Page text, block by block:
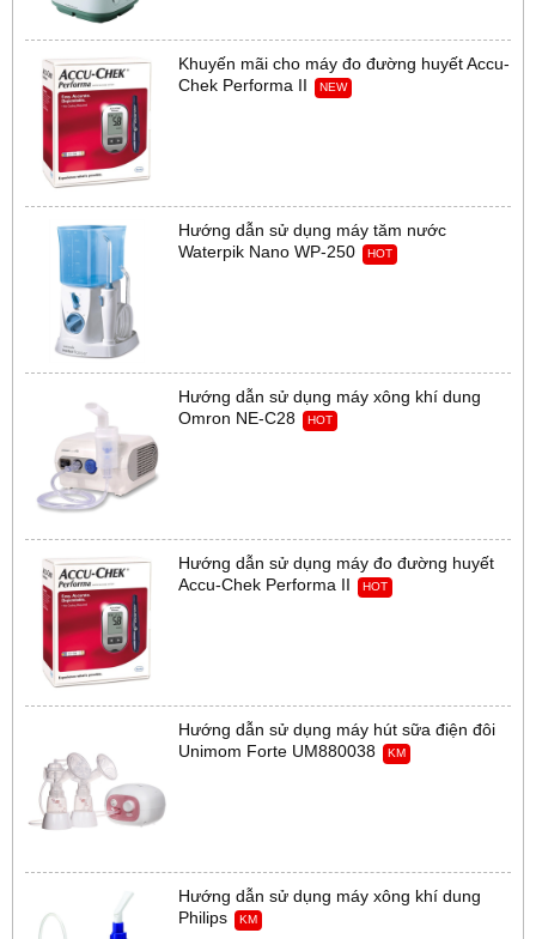
Khuyến mãi cho máy đo đường huyết Accu-
Chek Performa II
NEW
Hướng dẫn sử dụng máy tăm nước
Waterpik Nano WP-250
HOT
Hướng dẫn sử dụng máy xông khí dung
Omron NE-C28
HOT
Hướng dẫn sử dụng máy đo đường huyết
Accu-Chek Performa II
HOT
Hướng dẫn sử dụng máy hút sữa điện đôi
Unimom Forte UM880038
KM
Hướng dẫn sử dụng máy xông khí dung
Philips
KM